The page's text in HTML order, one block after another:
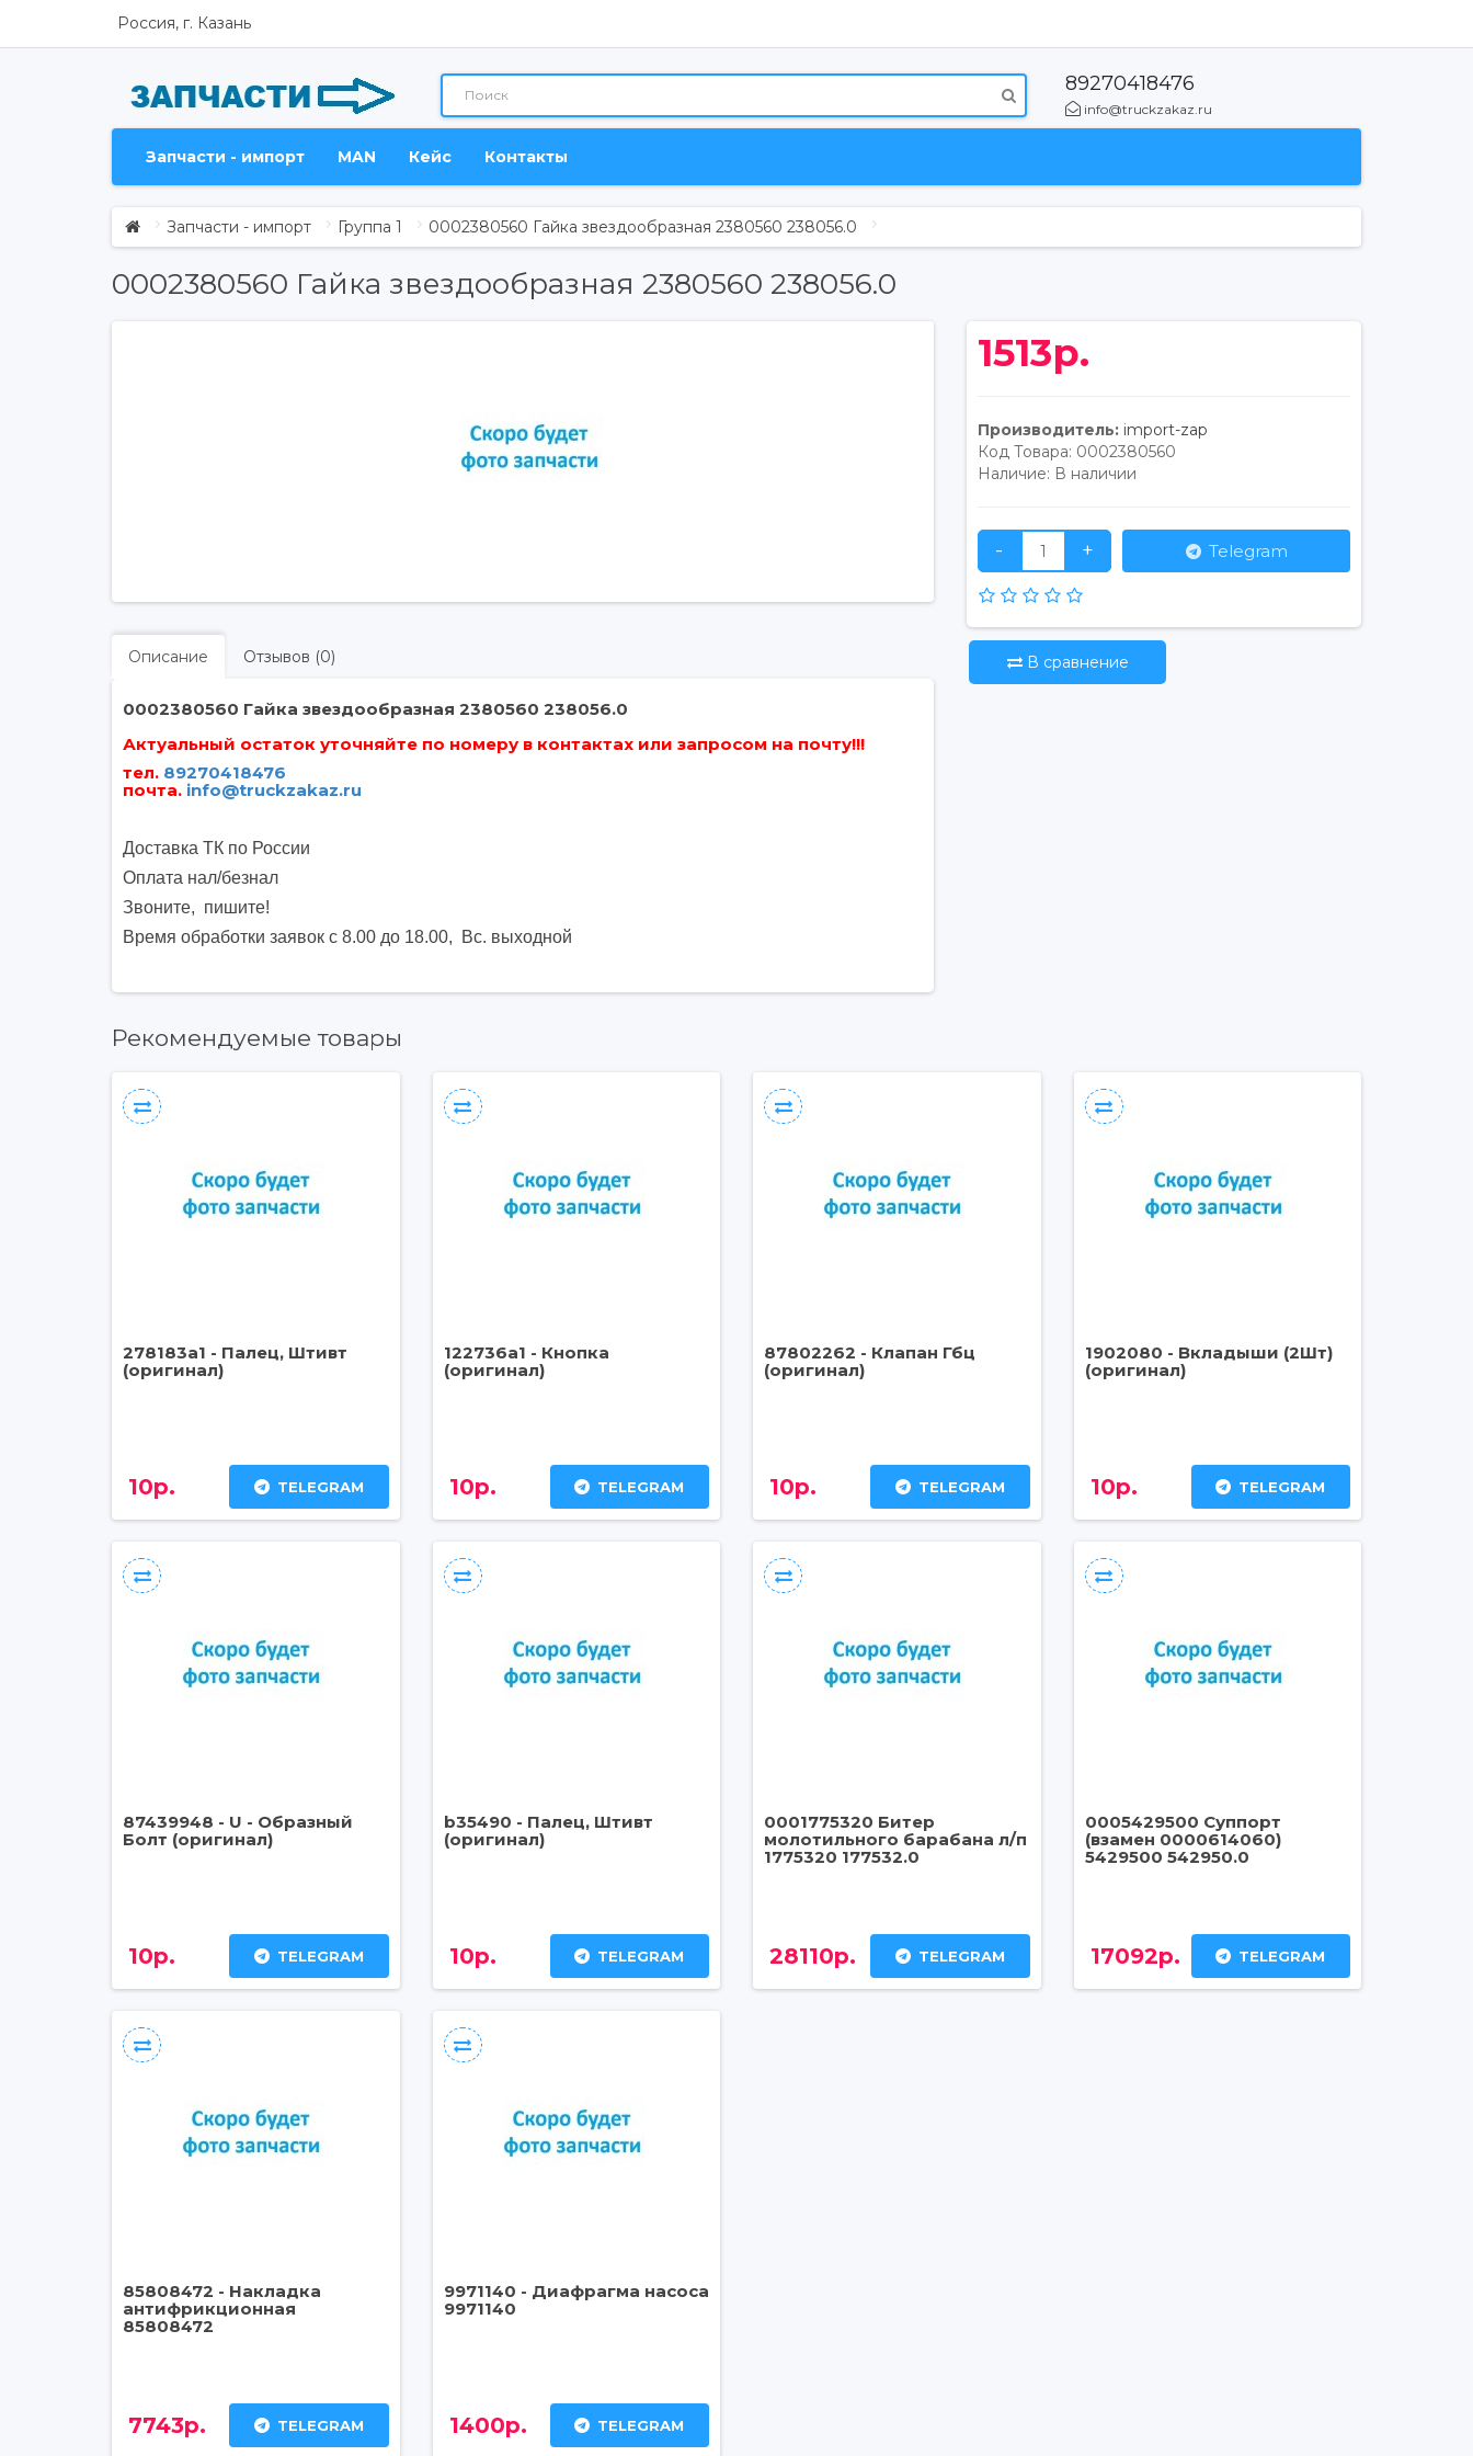
Россия, г. Казань
89270418476
info@truckzakaz.ru
Запчасти - импорт MAN Кейс Контакты
Запчасти - импорт Группа 1 0002380560 Гайка звездообразная 2380560 238056.0
0002380560 Гайка звездообразная 2380560 238056.0
Описание Отзывов (0)
0002380560 Гайка звездообразная 2380560 238056.0
Актуальный остаток уточняйте по номеру в контактах или запросом на почту!!!
тел. 89270418476
почта. info@truckzakaz.ru
Доставка ТК по России
Оплата нал/безнал
Звоните, пишите!
Время обработки заявок с 8.00 до 18.00, Вс. выходной
1513р.
Производитель: import-zap
Код Товара: 0002380560
Наличие: В наличии
- + Telegram
В сравнение
Рекомендуемые товары
278183a1 - Палец, Штивт
(оригинал)
10р. TELEGRAM
122736a1 - Кнопка
(оригинал)
10р. TELEGRAM
87802262 - Клапан Гбц
(оригинал)
10р. TELEGRAM
1902080 - Вкладыши (2Шт)
(оригинал)
10р. TELEGRAM
87439948 - U - Образный
Болт (оригинал)
10р. TELEGRAM
b35490 - Палец, Штивт
(оригинал)
10р. TELEGRAM
0001775320 Битер
молотильного барабана л/п
1775320 177532.0
28110р. TELEGRAM
0005429500 Суппорт
(взамен 0000614060)
5429500 542950.0
17092р. TELEGRAM
85808472 - Накладка
антифрикционная
85808472
7743р. TELEGRAM
9971140 - Диафрагма насоса
9971140
1400р. TELEGRAM